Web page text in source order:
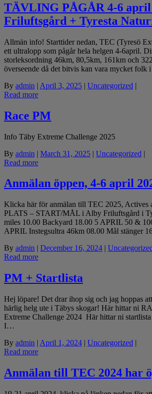
TÄVLING PÅGÅR 4-6
Friluftsgård + Tyresta
Allmän info! Starttider nedan, TEC (Tyresö
ett ultralopp som pågår hela helgen 4-6april.
storleksordning 46km, 80,5km, 161km och
överseende då det bitvis kan vara mycket
By admin | April 3, 2025 | Uncategorized |
Read more
Race PM
Info Täby Extreme Challenge 2025
By admin | March 31, 2025 | Uncategorized |
Read more
Anmälan öppen, 4-6 april
Klicka här för anmälan till TEC 2025, Actives
PLATS – START/MÅL i Alby Friluftsgård i
miles 10.00 Backyard 18.00 5 APRIL 50 &
APRIL Instegsultra 46km 08.00 Mål stänger
By admin | December 16, 2024 |
Read more
PM + Startlista
Hej löpare! Det drar ihop sig och jag hoppas
härlig helg ute i Täbys skogar! Här hittar ni
Extreme Challenge 2024 Här hittar ni
I…
By admin | April 1, 2024 | Uncategorized |
Read more
Anmälan till TEC 2024 har